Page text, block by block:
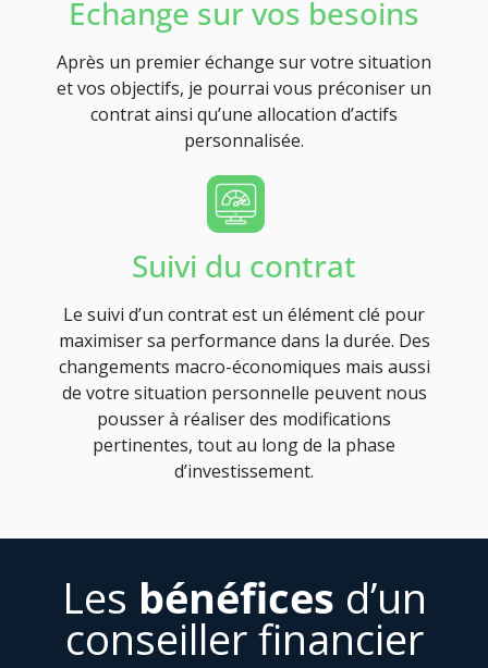
Echange sur vos besoins
Après un premier échange sur votre situation
et vos objectifs, je pourrai vous préconiser un
contrat ainsi qu’une allocation d’actifs
personnalisée.
Suivi du contrat
Le suivi d’un contrat est un élément clé pour
maximiser sa performance dans la durée. Des
changements macro-économiques mais aussi
de votre situation personnelle peuvent nous
pousser à réaliser des modifications
pertinentes, tout au long de la phase
d’investissement.
Les bénéfices d’un
conseiller financier